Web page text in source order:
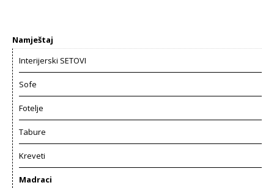
Namještaj
Interijerski SETOVI
Sofe
Fotelje
Tabure
Kreveti
Madraci